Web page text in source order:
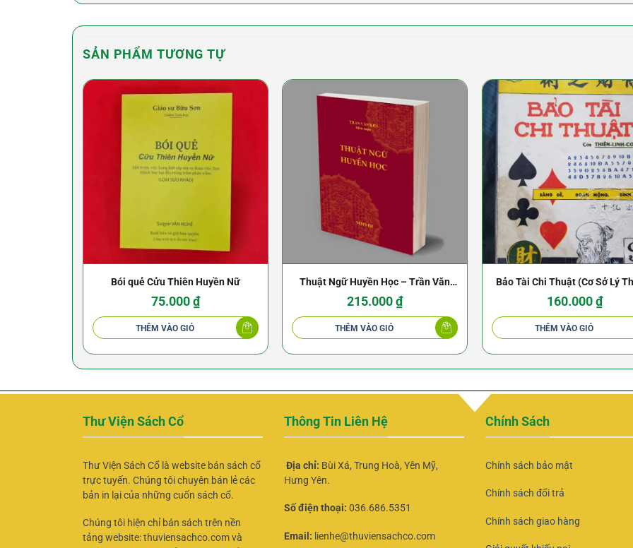
SẢN PHẨM TƯƠNG TỰ
Bói quẻ Cửu Thiên Huyền Nữ
75.000₫
THÊM VÀO GIỎ
Thuật Ngữ Huyền Học – Trần Văn
Khá
215.000₫
THÊM VÀO GIỎ
Bảo Tài Chi Thuật (Cơ Sở Lý
Về Lô Đề) – Bùi Xuân
160.000₫
THÊM VÀO GIỎ
Thư Viện Sách Cổ
Thư Viện Sách Cổ là website bán sách cổ
trực tuyến. Chúng tôi chuyên bán lẻ các
bản in lại của những cuốn sách cổ.
Chúng tôi hiện chỉ bán sách trên nền
tảng website: thuviensachco.com và
Thông Tin Liên Hệ
Địa chỉ: Bùi Xá, Trung Hoà, Yên Mỹ,
Hưng Yên.
Số điện thoại: 036.686.5351
Email: lienhe@thuviensachco.com
Chính Sách
Chính sách bảo mật
Chính sách đổi trả
Chính sách giao hàng